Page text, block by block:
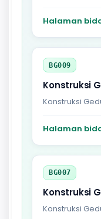
Halaman
BG009
Konstruksi
Konstruksi
Halaman
BG007
Konstruksi
Konstruksi